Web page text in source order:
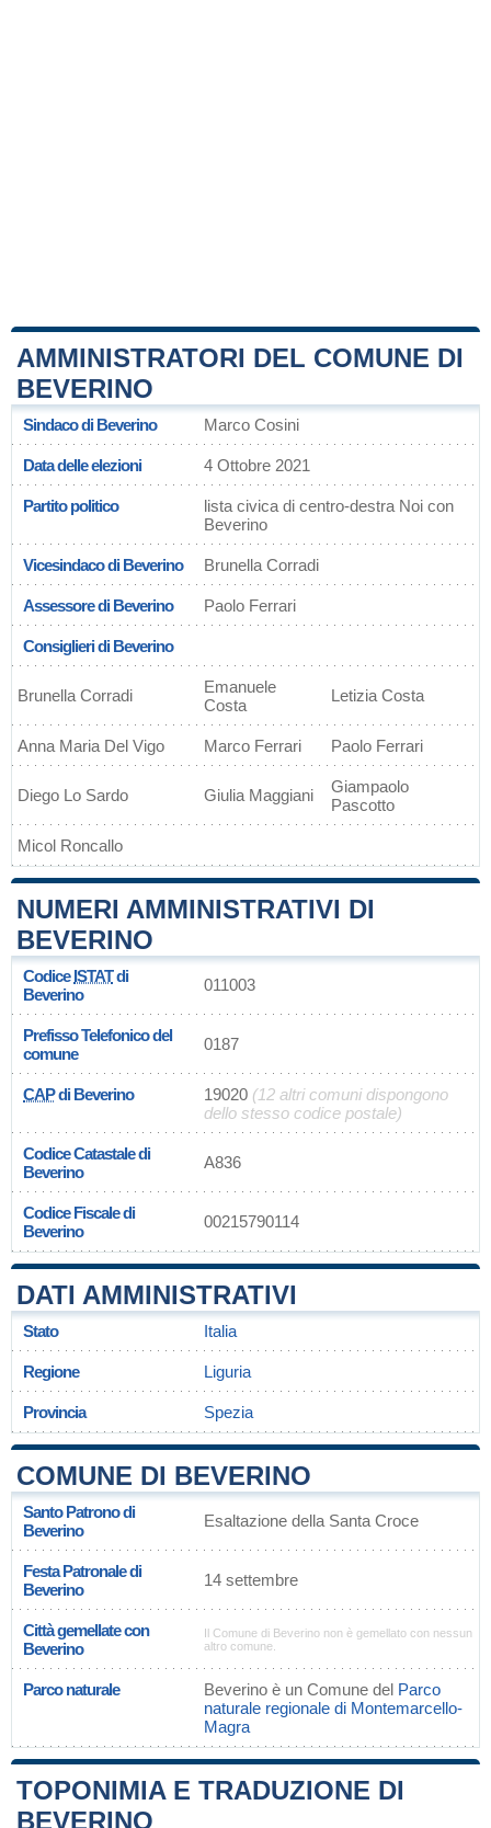
AMMINISTRATORI DEL COMUNE DI
BEVERINO
Sindaco di Beverino Marco Cosini
Data delle elezioni 4 Ottobre 2021
Partito politico
lista civica di centro-destra Noi con
Beverino
Vicesindaco di Beverino Brunella Corradi
Assessore di Beverino Paolo Ferrari
Consiglieri di Beverino
Brunella Corradi
Emanuele
Costa
Letizia Costa
Anna Maria Del Vigo Marco Ferrari Paolo Ferrari
Diego Lo Sardo Giulia Maggiani
Giampaolo
Pascotto
Micol Roncallo
NUMERI AMMINISTRATIVI DI
BEVERINO
CodiceISTATdi
Beverino
011003
Prefisso Telefonico del
comune
0187
CAPdi Beverino 19020 (12 altri comuni dispongono
dello stesso codice postale)
Codice Catastale di
Beverino
A836
Codice Fiscale di
Beverino
00215790114
DATI AMMINISTRATIVI
Stato Italia
Regione Liguria
Provincia Spezia
COMUNE DI BEVERINO
Santo Patrono di
Beverino
Esaltazione della Santa Croce
Festa Patronale di
Beverino
14 settembre
Città gemellate con
Beverino
Il Comune di Beverino non è gemellato con nessun
altro comune.
Parco naturale Beverino è un Comune del Parco
naturale regionale di Montemarcello-
Magra
TOPONIMIA E TRADUZIONE DI
BEVERINO